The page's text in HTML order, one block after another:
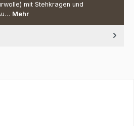
mit Stehkragen und
Mehr